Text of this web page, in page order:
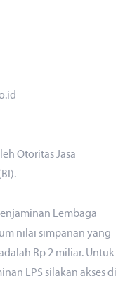
Otoritas Jasa
Lembaga
nilai simpanan yang
Rp 2 miliar. Untuk
LPS silakan aksesdi